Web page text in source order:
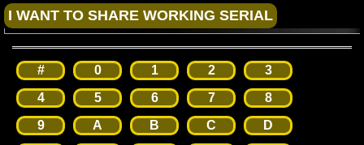
# 0 1 2
3
4
5 6 7
8
9
A B C D